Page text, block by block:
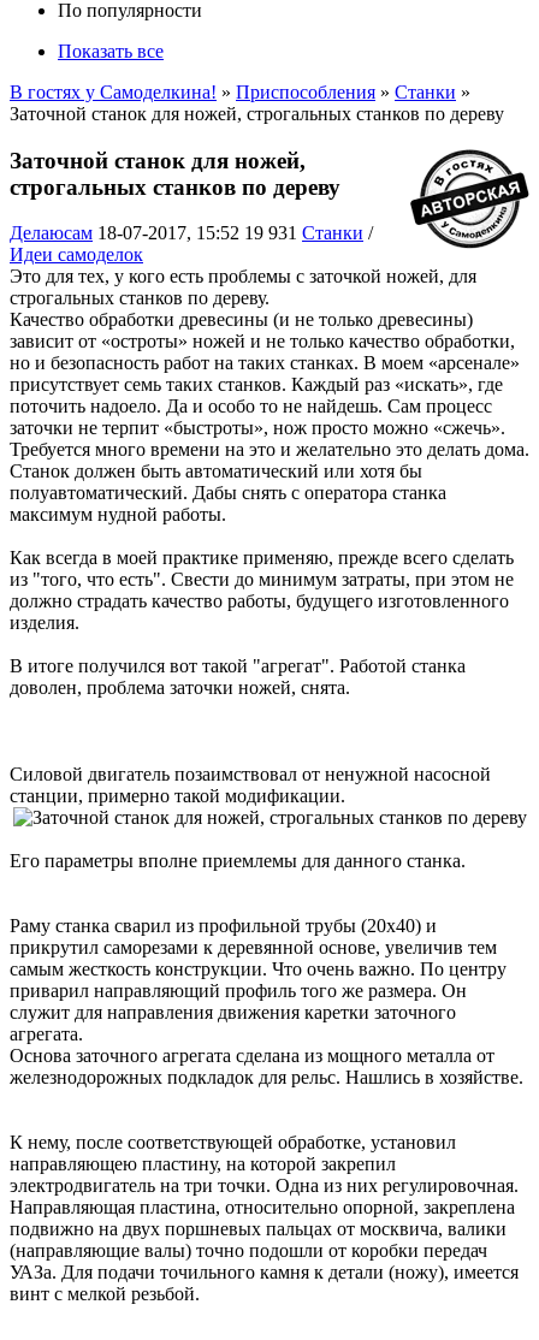
По популярности
Показать все
В гостях у Самоделкина! » Приспособления » Станки »
Заточной станок для ножей, строгальных станков по дереву
Заточной станок для ножей,
строгальных станков по дереву
Делаюсам 18-07-2017, 15:52 19 931 Станки /
Идеи самоделок
Это для тех, у кого есть проблемы с заточкой ножей, для
строгальных станков по дереву.
Качество обработки древесины (и не только древесины)
зависит от «остроты» ножей и не только качество обработки,
но и безопасность работ на таких станках. В моем «арсенале»
присутствует семь таких станков. Каждый раз «искать», где
поточить надоело. Да и особо то не найдешь. Сам процесс
заточки не терпит «быстроты», нож просто можно «сжечь».
Требуется много времени на это и желательно это делать дома.
Станок должен быть автоматический или хотя бы
полуавтоматический. Дабы снять с оператора станка
максимум нудной работы.
Как всегда в моей практике применяю, прежде всего сделать
из "того, что есть". Свести до минимум затраты, при этом не
должно страдать качество работы, будущего изготовленного
изделия.
В итоге получился вот такой "агрегат". Работой станка
доволен, проблема заточки ножей, снята.
Силовой двигатель позаимствовал от ненужной насосной
станции, примерно такой модификации.
Его параметры вполне приемлемы для данного станка.
Раму станка сварил из профильной трубы (20х40) и
прикрутил саморезами к деревянной основе, увеличив тем
самым жесткость конструкции. Что очень важно. По центру
приварил направляющий профиль того же размера. Он
служит для направления движения каретки заточного
агрегата.
Основа заточного агрегата сделана из мощного металла от
железнодорожных подкладок для рельс. Нашлись в хозяйстве.
К нему, после соответствующей обработке, установил
направляющею пластину, на которой закрепил
электродвигатель на три точки. Одна из них регулировочная.
Направляющая пластина, относительно опорной, закреплена
подвижно на двух поршневых пальцах от москвича, валики
(направляющие валы) точно подошли от коробки передач
УАЗа. Для подачи точильного камня к детали (ножу), имеется
винт с мелкой резьбой.